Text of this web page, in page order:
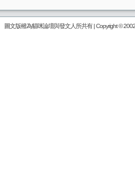
圖文版權為貓咪論壇與發文人所共有 | Copyright ©